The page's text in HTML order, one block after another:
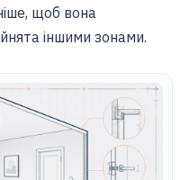
щоб вона
іншими зонами.